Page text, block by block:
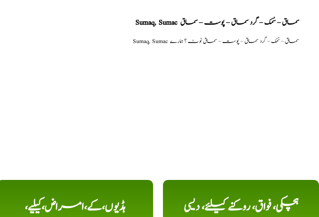
Sumaq, Sumac سماق – سُمک – گرد سماق – پوست – سماق
Sumaq, Sumac سماق – سُمک – گرد سماق – پوست – سماق نوٹ ؟ ہمارے
ہڈیوں،کے،امراض،کیلیے،
ہچکی، فواق، روکنے کیلئے، دیسی